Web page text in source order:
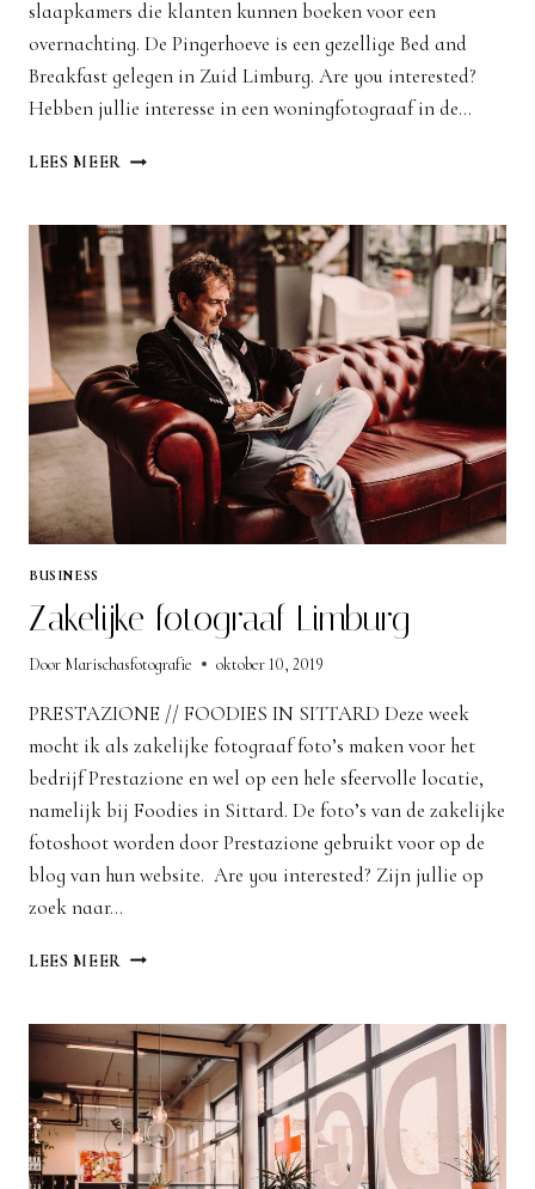
slaapkamers die klanten kunnen boeken voor een
overnachting. De Pingerhoeve is een gezellige Bed and
Breakfast gelegen in Zuid Limburg. Are you interested?
Hebben jullie interesse in een woningfotograaf in de…
LEES MEER WONINGFOTOGRAAF
BUSINESS
Zakelijke fotograaf Limburg
Door Marischasfotografie oktober 10, 2019
PRESTAZIONE // FOODIES IN SITTARD Deze week
mocht ik als zakelijke fotograaf foto’s maken voor het
bedrijf Prestazione en wel op een hele sfeervolle locatie,
namelijk bij Foodies in Sittard. De foto’s van de zakelijke
fotoshoot worden door Prestazione gebruikt voor op de
blog van hun website. Are you interested? Zijn jullie op
zoek naar…
LEES MEER ZAKELIJKE